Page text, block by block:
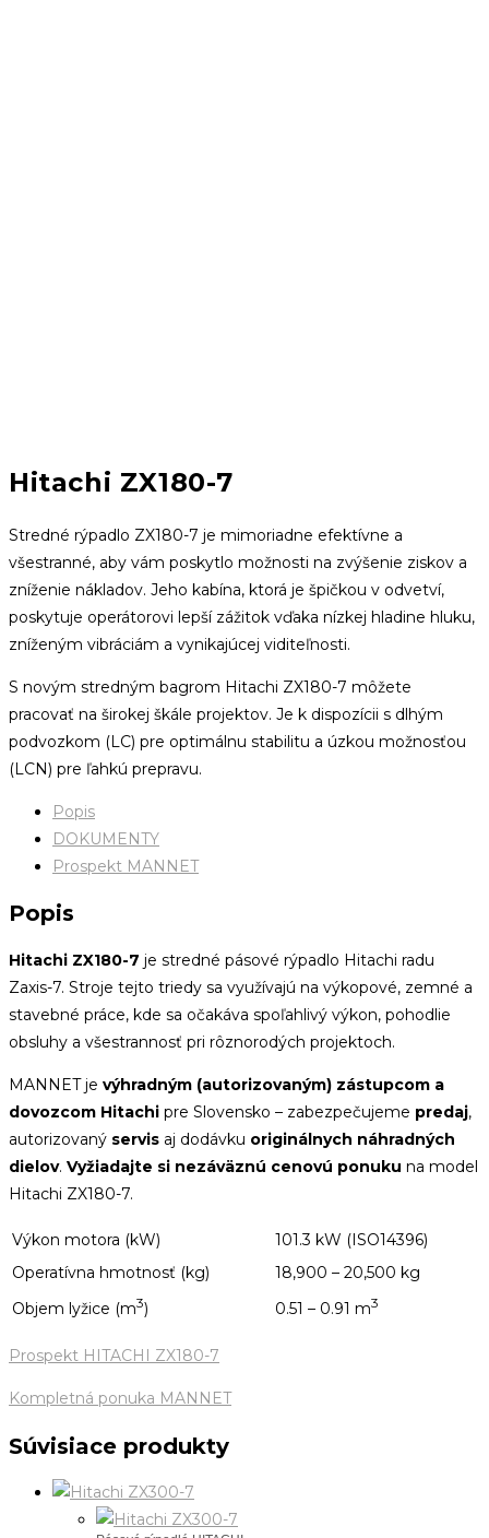
Hitachi ZX180-7
Stredné rýpadlo ZX180-7 je mimoriadne efektívne a
všestranné, aby vám poskytlo možnosti na zvýšenie ziskov a
zníženie nákladov. Jeho kabína, ktorá je špičkou v odvetví,
poskytuje operátorovi lepší zážitok vďaka nízkej hladine hluku,
zníženým vibráciám a vynikajúcej viditeľnosti.
S novým stredným bagrom Hitachi ZX180-7 môžete
pracovať na širokej škále projektov. Je k dispozícii s dlhým
podvozkom (LC) pre optimálnu stabilitu a úzkou možnosťou
(LCN) pre ľahkú prepravu.
Popis
DOKUMENTY
Prospekt MANNET
Popis
Hitachi ZX180-7 je stredné pásové rýpadlo Hitachi radu
Zaxis-7. Stroje tejto triedy sa využívajú na výkopové, zemné a
stavebné práce, kde sa očakáva spoľahlivý výkon, pohodlie
obsluhy a všestrannosť pri rôznorodých projektoch.
MANNET je výhradným (autorizovaným) zástupcom a
dovozcom Hitachi pre Slovensko – zabezpečujeme predaj,
autorizovaný servis aj dodávku originálnych náhradných
dielov. Vyžiadajte si nezáväznú cenovú ponuku na model
Hitachi ZX180-7.
Výkon motora (kW)
101.3 kW (ISO14396)
Operatívna hmotnosť (kg)
18,900 – 20,500 kg
Objem lyžice (m3) 0.51 – 0.91 m3
Prospekt HITACHI ZX180-7
Kompletná ponuka MANNET
Súvisiace produkty